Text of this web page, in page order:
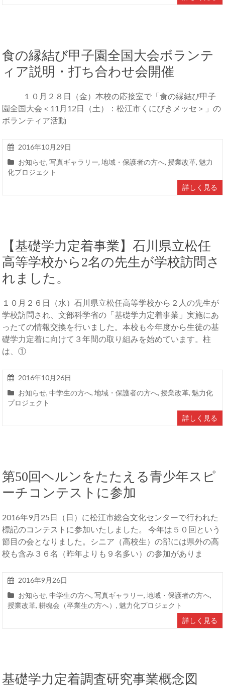
食の縁結び甲子園全国大会ボランテ
ィア説明・打ち合わせ会開催
１０月２８日（金）本校の応接室で「食の縁結び甲子
園全国大会＜11月12日（土）：松江市くにびきメッセ＞」の
ボランティア活動
2016年10月29日
お知らせ,写真ギャラリー,地域・保護者の方へ,授業改革, 魅力
化プロジェクト
詳しく見る
【基礎学力定着事業】石川県立松任
高等学校から2名の先生が学校訪問さ
れました。
１０月２６日（水）石川県立松任高等学校から２人の先生が
学校訪問され、文部科学省の「基礎学力定着事業」実施にあ
ったての情報交換を行いました。本校も今年度から生徒の基
礎学力定着に向けて３年間の取り組みを始めています。柱
は、①
2016年10月26日
お知らせ,中学生の方へ,地域・保護者の方へ,授業改革, 魅力化
プロジェクト
詳しく見る
第50回ヘルンをたたえる青少年スピ
ーチコンテストに参加
2016年9月25日（日）に松江市総合文化センターで行われた
標記のコンテストに参加いたしました。 今年は５０回という
節目の会となりました。シニア（高校生）の部には県外の高
校も含み３６名（昨年よりも９名多い）の参加がありま
2016年9月26日
お知らせ,中学生の方へ,写真ギャラリー,地域・保護者の方へ,
授業改革,耕魂会（卒業生の方へ）, 魅力化プロジェクト
詳しく見る
基礎学力定着調査研究事業概念図